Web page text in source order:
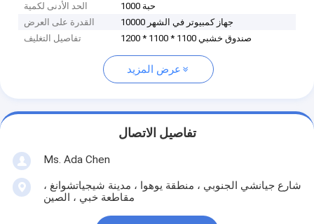
الحد الأدنى لكمية
1000 حبة
القدرة على العرض
10000 جهاز كمبيوتر في الشهر
تفاصيل التغليف
1200 * 1100 * 1100 صندوق خشبي
عرض المزيد
تفاصيل الاتصال
Ms. Ada Chen
شارع جيانشي الجنوبي ، منطقة يوهوا ، مدينة شيجياتشوانغ ،
مقاطعة خبي ، الصين